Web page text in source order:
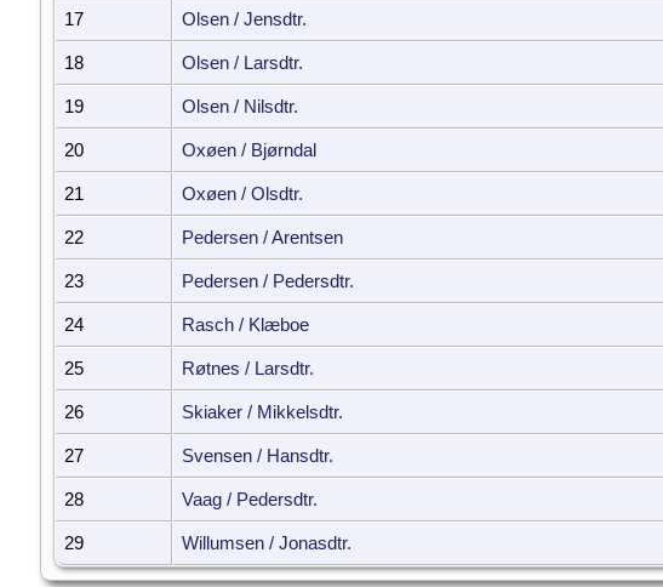
17 Olsen / Jensdtr.
18 Olsen / Larsdtr.
19 Olsen / Nilsdtr.
20 Oxøen / Bjørndal
21 Oxøen / Olsdtr.
22 Pedersen / Arentsen
23 Pedersen / Pedersdtr.
24 Rasch / Klæboe
25 Røtnes / Larsdtr.
26 Skiaker / Mikkelsdtr.
27 Svensen / Hansdtr.
28 Vaag / Pedersdtr.
29 Willumsen / Jonasdtr.